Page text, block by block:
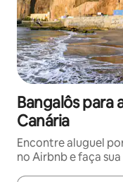
Bangalôs para
Canária
Encontre aluguel
no Airbnb e faça